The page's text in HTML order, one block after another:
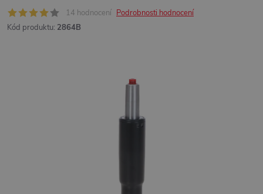
14 hodnocení Podrobnosti hodnocení
Kód produktu: 2864B